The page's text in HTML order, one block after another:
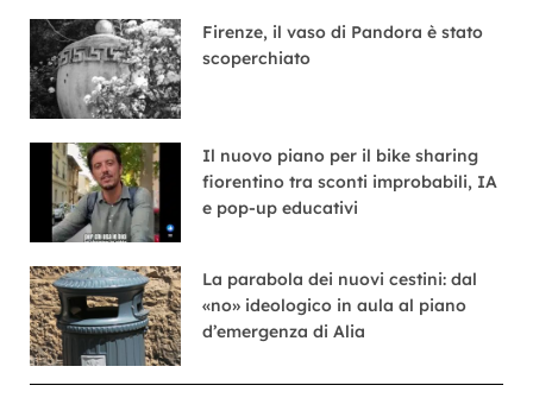
Firenze, il vaso di Pandora è stato
scoperchiato
Il nuovo piano per il bike sharing
fiorentino tra sconti improbabili, IA
e pop-up educativi
La parabola dei nuovi cestini: dal
«no» ideologico in aula al piano
d’emergenza di Alia